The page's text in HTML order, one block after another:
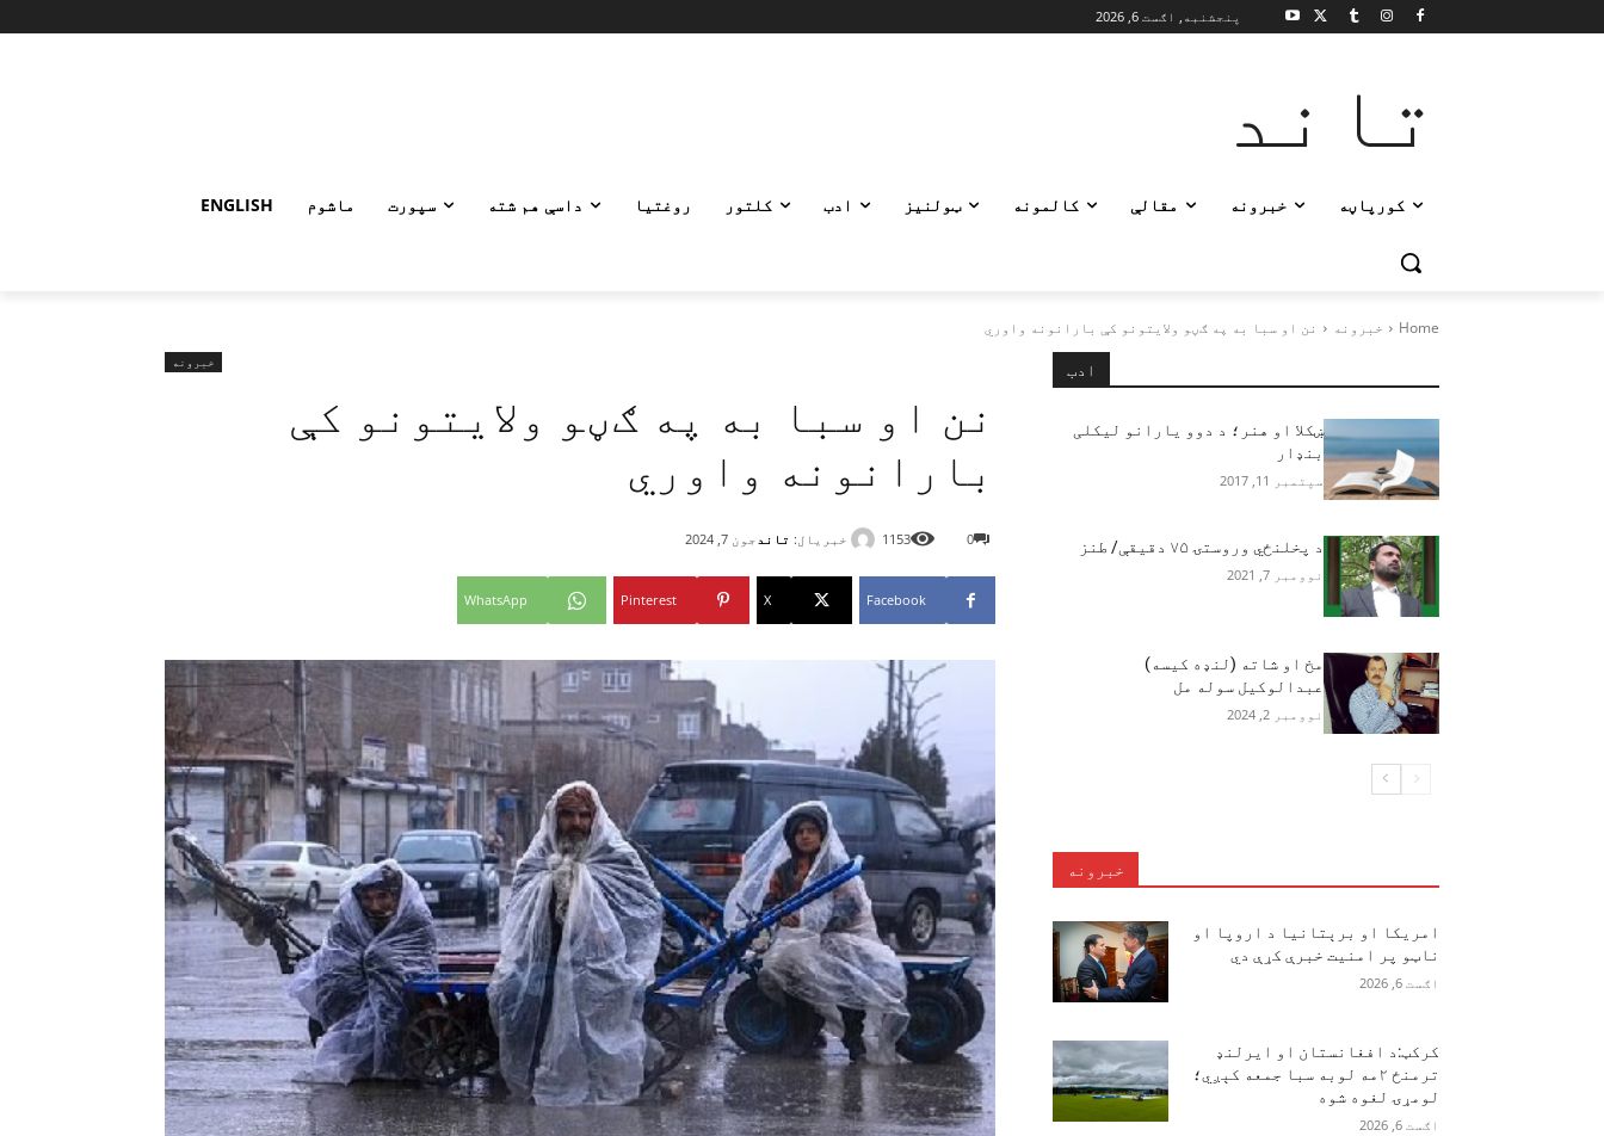
پنجشنبه, اګست 6, 2026
تاند
کورپاڼه خبرونه مقالې کالمونه ټولنیز ادب کلتور روغتیا داسې هم شته سپورت ماشوم ENGLISH
Home خبرونه نن او سبا به په ګڼو ولایتونو کې بارانونه واوري
خبرونه
نن او سبا به په ګڼو ولایتونو کې
بارانونه واوري
خبریال: تاند جون 7, 2024 0
1153
Facebook
X
Pinterest
WhatsApp
ادب
ښکلا او هنر؛ د دوو یارانو لیکلی
بنډار
سپتمبر 11, 2017
د پخلنځي وروستۍ ۷۵ دقیقې/ طنز
نوومبر 7, 2021
مخ او شاته (لنډه کیسه)
عبدالوکیل سوله مل
نوومبر 2, 2024
خبرونه
امریکا او برېتانیا د اروپا او
ناټو پر امنیت خبرې کړې دي
اګست 6, 2026
کرکټ:د افغانستان او ایرلنډ
ترمنځ ۲مه لوبه سبا جمعه کېږي؛
لومړۍ لغوه شوه
اګست 6, 2026